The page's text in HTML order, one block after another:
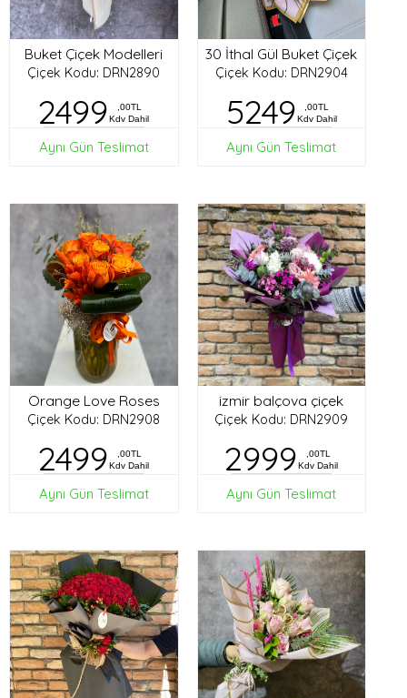
Buket Çiçek Modelleri
Çiçek Kodu: DRN2890
2499
,00TL
Kdv Dahil
Aynı Gün Teslimat
30 İthal Gül Buket Çiçek
Çiçek Kodu: DRN2904
5249
,00TL
Kdv Dahil
Aynı Gün Teslimat
Orange Love Roses
Çiçek Kodu: DRN2908
2499
,00TL
Kdv Dahil
Aynı Gün Teslimat
izmir balçova çiçek
Çiçek Kodu: DRN2909
2999
,00TL
Kdv Dahil
Aynı Gün Teslimat